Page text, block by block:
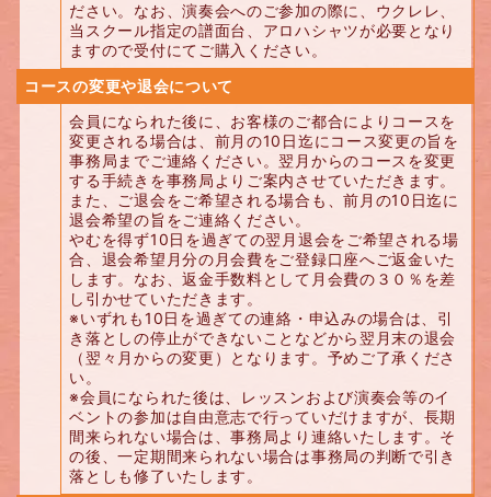
ださい。なお、演奏会へのご参加の際に、ウクレレ、
当スクール指定の譜面台、アロハシャツが必要となり
ますので受付にてご購入ください。
コースの変更や退会について
会員になられた後に、お客様のご都合によりコースを
変更される場合は、前月の10日迄にコース変更の旨を
事務局までご連絡ください。翌月からのコースを変更
する手続きを事務局よりご案内させていただきます。
また、ご退会をご希望される場合も、前月の10日迄に
退会希望の旨をご連絡ください。
やむを得ず10日を過ぎての翌月退会をご希望される場
合、退会希望月分の月会費をご登録口座へご返金いた
します。なお、返金手数料として月会費の３０％を差
し引かせていただきます。
※いずれも10日を過ぎての連絡・申込みの場合は、引
き落としの停止ができないことなどから翌月末の退会
（翌々月からの変更）となります。予めご了承くださ
い。
※会員になられた後は、レッスンおよび演奏会等のイ
ベントの参加は自由意志で行っていだけますが、長期
間来られない場合は、事務局より連絡いたします。そ
の後、一定期間来られない場合は事務局の判断で引き
落としも修了いたします。